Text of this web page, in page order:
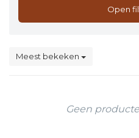
Open
Meest bekeken
Geen